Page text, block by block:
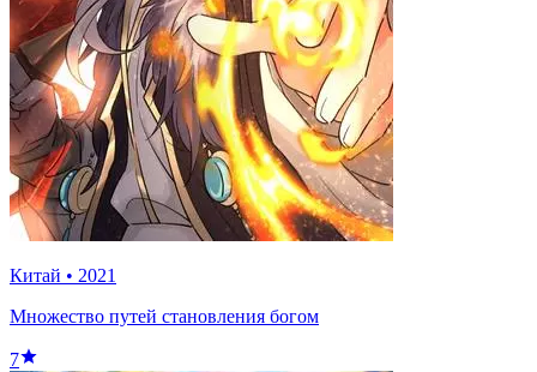
Китай • 2021
Множество путей становления богом
7